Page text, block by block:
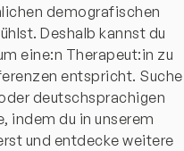
demografischen
Deshalb kannst du
eine:n Therapeut:in zu
entspricht. Suche
deutschsprachigen
indem du in unserem
und entdecke weitere